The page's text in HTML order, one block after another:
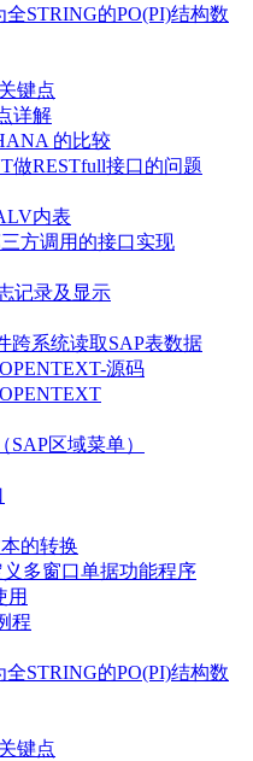
STRING的PO(PI)结构数
键点
详解
的比较
做RESTfull接口的问题
内表
方调用的接口实现
记录及显示
跨系统读取SAP表数据
源码
区域菜单）
的转换
多窗口单据功能程序
用
程
STRING的PO(PI)结构数
键点